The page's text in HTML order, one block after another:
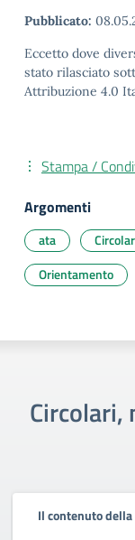
Pubblicato:
Eccetto dove
stato rilasciato
Attribuzione 4.0
Stampa /
Argomenti
ata
Orientamento
Il contenuto